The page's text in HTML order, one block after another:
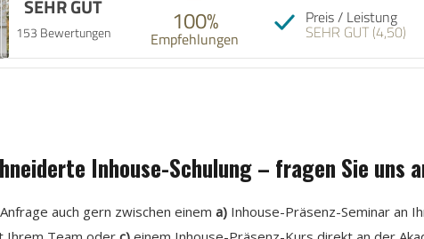
SEHR GUT
153 Bewertungen 100%
Empfehlungen
Preis / Leistung
SEHR GUT (4,50)
Inhouse-Schulung – fragen Sie uns
auch gern zwischen einema) Inhouse-Präsenz-Seminar an